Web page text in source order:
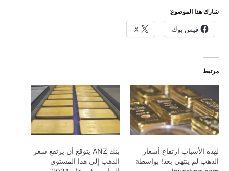
شارك هذا الموضوع:
فيس بوك X
مرتبط
لهذه الأسباب ارتفاع أسعار
الذهب لم ينتهي بعد! بواسطة
بنك ANZ يتوقع أن يرتفع سعر
الذهب إلى هذا المستوى